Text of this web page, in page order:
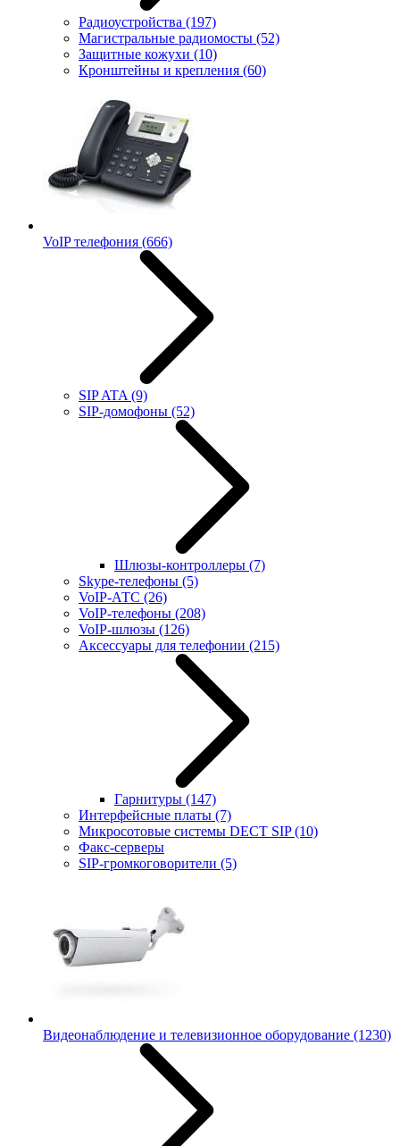
Радиоустройства (197)
Магистральные радиомосты (52)
Защитные кожухи (10)
Кронштейны и крепления (60)
VoIP телефония (666)
SIP ATA (9)
SIP-домофоны (52)
Шлюзы-контроллеры (7)
Skype-телефоны (5)
VoIP-АТС (26)
VoIP-телефоны (208)
VoIP-шлюзы (126)
Аксессуары для телефонии (215)
Гарнитуры (147)
Интерфейсные платы (7)
Микросотовые системы DECT SIP(10)
Факс-серверы
SIP-громкоговорители (5)
Видеонаблюдение и телевизионное оборудование (1230)